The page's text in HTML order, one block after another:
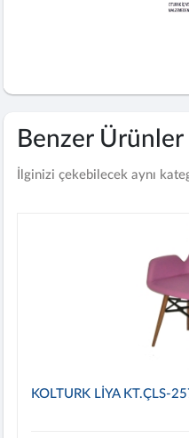
Benzer Ürünler
İlginizi çekebilecek aynı
KOLTURK LİYA KT.ÇLS-